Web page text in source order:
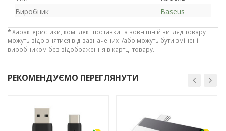
Виробник
Baseus
*Характеристики, комплект поставки та зовнішній вигляд товару
можуть відрізнятися від зазначених і/або можуть бути змінені
виробником без відображення в картці товару.
РЕКОМЕНДУЄМО ПЕРЕГЛЯНУТИ